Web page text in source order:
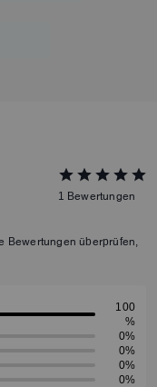
1 Bewertungen
Bewertungen überprüfen,
100
%
0%
0%
0%
0%